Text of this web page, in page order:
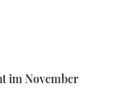
im November